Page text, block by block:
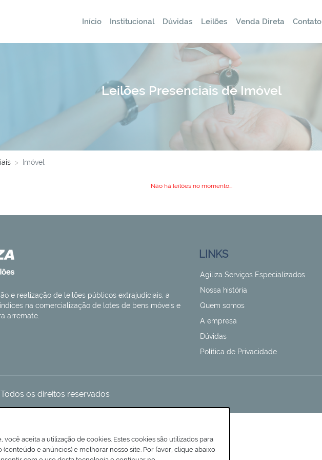
Início Institucional Dúvidas Leilões Venda Direta Contato
Leilões Presenciais de Imóvel
Imóvel
Não há leilões no momento...
e realização de leilões públicos extrajudiciais, a
na comercialização de lotes de bens móveis e
arremate.
LINKS
Agiliza Serviços Especializados
Nossa história
Quem somos
A empresa
Dúvidas
Política de Privacidade
os direitos reservados
aceita a utilização de cookies. Estes cookies são utilizados para
e anúncios) e melhorar nosso site. Por favor, clique abaixo